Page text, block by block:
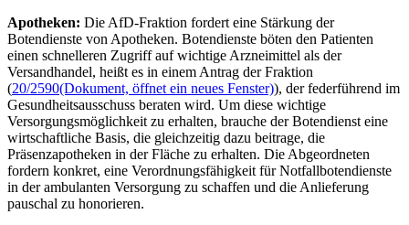
Apotheken: Die AfD-Fraktion fordert eine Stärkung der
Botendienste von Apotheken. Botendienste böten den Patienten
einen schnelleren Zugriff auf wichtige Arzneimittel als der
Versandhandel, heißt es in einem Antrag der Fraktion
(20/2590(Dokument, öffnet ein neues Fenster)), der federführend im
Gesundheitsausschuss beraten wird. Um diese wichtige
Versorgungsmöglichkeit zu erhalten, brauche der Botendienst eine
wirtschaftliche Basis, die gleichzeitig dazu beitrage, die
Präsenzapotheken in der Fläche zu erhalten. Die Abgeordneten
fordern konkret, eine Verordnungsfähigkeit für Notfallbotendienste
in der ambulanten Versorgung zu schaffen und die Anlieferung
pauschal zu honorieren.